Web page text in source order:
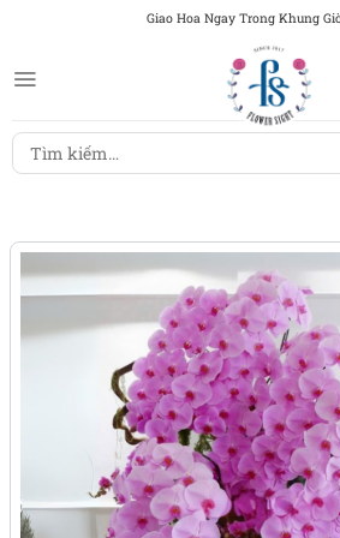
dung
Giao Hoa Ngay Trong Khung
Tìm
kiếm: